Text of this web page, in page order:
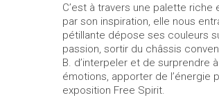
C’est à travers une palette riche
par son inspiration, elle nous
pétillante dépose ses couleurs
passion, sortir du châssis
B. d’interpeler et de surprendre
émotions, apporter de l’énergie
exposition Free Spirit.